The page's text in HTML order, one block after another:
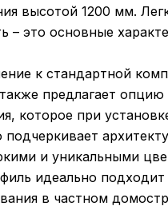
высотой 1200 мм.
– это основные
к стандартной
предлагает опцию
которое при
подчеркивает
и уникальными
идеально подходит
в частном